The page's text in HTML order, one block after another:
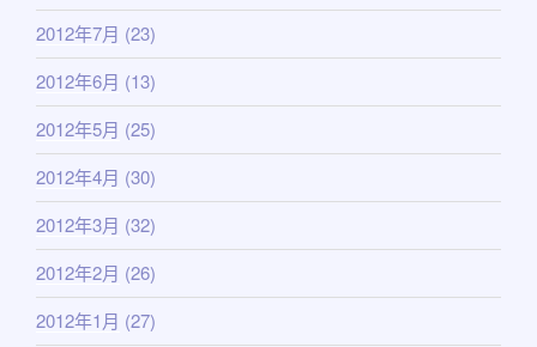
2012年7月 (23)
2012年6月 (13)
2012年5月 (25)
2012年4月 (30)
2012年3月 (32)
2012年2月 (26)
2012年1月 (27)